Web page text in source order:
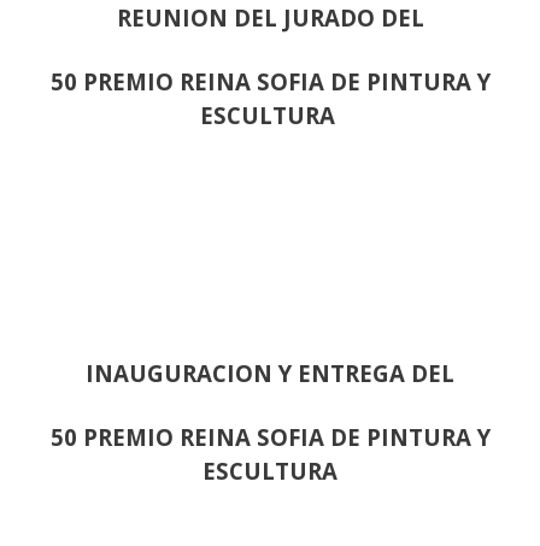
REUNION DEL JURADO DEL
50 PREMIO REINA SOFIA DE PINTURA Y
ESCULTURA
INAUGURACION Y ENTREGA DEL
50 PREMIO REINA SOFIA DE PINTURA Y
ESCULTURA